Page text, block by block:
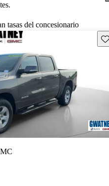
tasas del concesionario